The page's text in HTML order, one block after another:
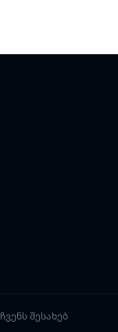
ჩვენს შესახებ